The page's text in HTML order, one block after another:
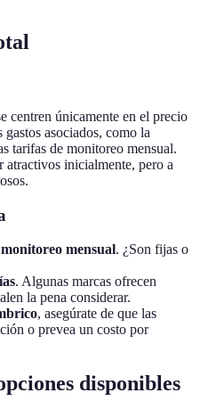
centren únicamente en el precio
asociados, como la
tarifas de monitoreo mensual.
atractivos inicialmente, pero a
monitoreo mensual. ¿Son fijas o
. Algunas marcas ofrecen
la pena considerar.
, asegúrate de que las
o prevea un costo por
disponibles